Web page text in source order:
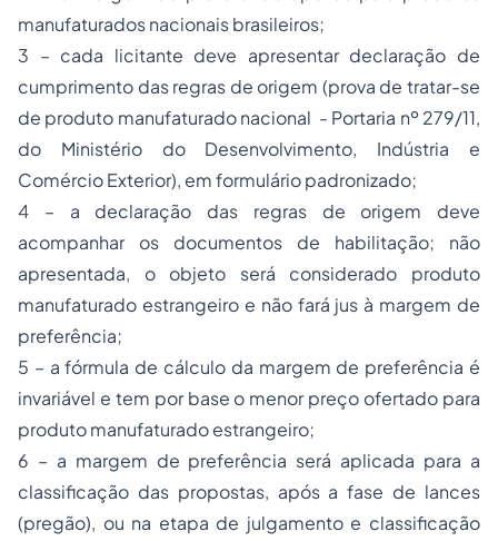
manufaturados nacionais brasileiros;
3 – cada licitante deve apresentar declaração de
cumprimento das regras de origem (prova de tratar-se
de produto manufaturado nacional - Portaria nº 279/11,
do Ministério do Desenvolvimento, Indústria e
Comércio Exterior), em formulário padronizado;
4 – a declaração das regras de origem deve
acompanhar os documentos de habilitação; não
apresentada, o objeto será considerado produto
manufaturado estrangeiro e não fará jus à margem de
preferência;
5 – a fórmula de cálculo da margem de preferência é
invariável e tem por base o menor preço ofertado para
produto manufaturado estrangeiro;
6 – a margem de preferência será aplicada para a
classificação das propostas, após a fase de lances
(pregão), ou na etapa de julgamento e classificação